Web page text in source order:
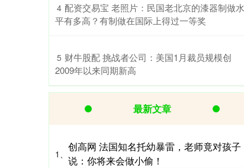
4 ​配资交易宝 老照片：民国老北京的漆器制做水
平有多高？有制做在国际上得过一等奖
5 ​财牛股配 挑战者公司：美国1月裁员规模创
2009年以来同期新高
最新文章
1、
创高网 法国知名托幼暴雷，老师竟对孩子
说：你将来会做小偷！